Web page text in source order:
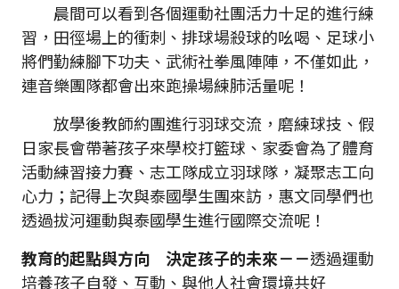
晨間可以看到各個運動社團活力十足的進行練
習，田徑場上的衝刺、排球場殺球的吆喝、足球小
將們勤練腳下功夫、武術社拳風陣陣，不僅如此，
連音樂團隊都會出來跑操場練肺活量呢！
放學後教師約團進行羽球交流，磨練球技、假
日家長會帶著孩子來學校打籃球、家委會為了體育
活動練習接力賽、志工隊成立羽球隊，凝聚志工向
心力；記得上次與泰國學生團來訪，惠文同學們也
透過拔河運動與泰國學生進行國際交流呢！
教育的起點與方向 決定孩子的未來－－透過運動
培養孩子自發、互動、與他人社會環境共好